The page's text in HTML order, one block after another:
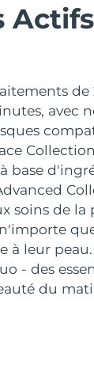
Actifs
avec
base
soins de la
à leur
- des
du